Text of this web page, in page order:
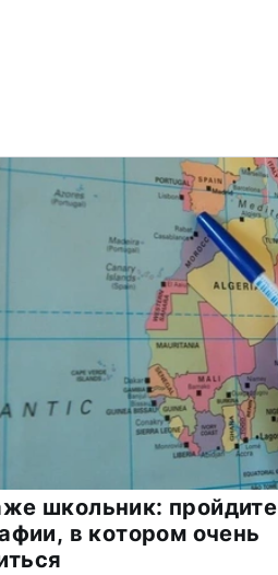
школьник: пройдите
в котором очень